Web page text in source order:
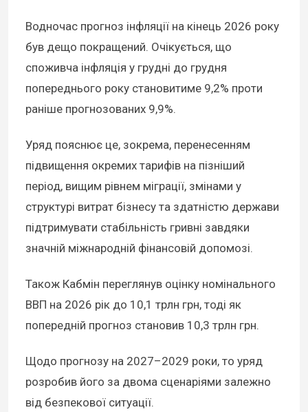
Водночас прогноз інфляції на кінець 2026 року
був дещо покращений. Очікується, що
споживча інфляція у грудні до грудня
попереднього року становитиме 9,2% проти
раніше прогнозованих 9,9%.
Уряд пояснює це, зокрема, перенесенням
підвищення окремих тарифів на пізніший
період, вищим рівнем міграції, змінами у
структурі витрат бізнесу та здатністю держави
підтримувати стабільність гривні завдяки
значній міжнародній фінансовій допомозі.
Також Кабмін переглянув оцінку номінального
ВВП на 2026 рік до 10,1 трлн грн, тоді як
попередній прогноз становив 10,3 трлн грн.
Щодо прогнозу на 2027–2029 роки, то уряд
розробив його за двома сценаріями залежно
від безпекової ситуації.